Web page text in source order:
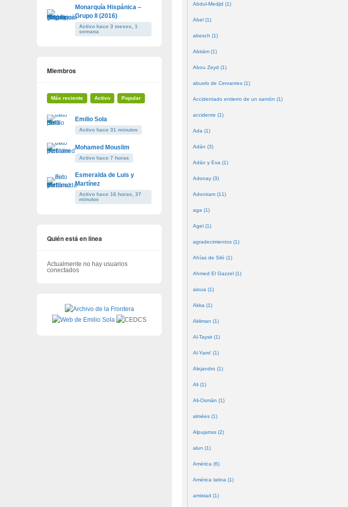
Abdul-Medjid (1)
Abel (1)
abesch (1)
Abirám (1)
Abou Zeyd (1)
abuelo de Cervantes (1)
Accidentado entierro de un santón (1)
accidente (1)
Ada (1)
Adán (3)
Adán y Eva (1)
Adonay (3)
Adoniram (11)
aga (1)
Agel (1)
agradecimientos (1)
Ahías de Siló (1)
Ahmed El Gazzel (1)
aioua (1)
Akka (1)
Akliman (1)
Al-Taysir (1)
Al-Yami' (1)
Alejandro (1)
Ali (1)
Ali-Osmán (1)
almées (1)
Alpujarras (2)
alun (1)
América (6)
América latina (1)
amistad (1)
Monarquía Hispánica –
Grupo II (2016)
Activo hace 3 meses, 1
semana
Miembros
Más reciente Activo Popular
Emilio Sola
Activo hace 31 minutos
Mohamed Mouslim
Activo hace 7 horas
Esmeralda de Luis y
Martínez
Activo hace 16 horas, 37
minutos
Quién está en línea
Actualmente no hay usuarios
conectados